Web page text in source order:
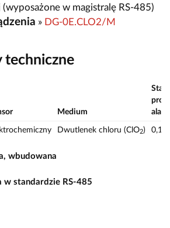
(wyposażone w magistralę RS-485)
» DG-0E.CLO2/M
techniczne
Medium
progi
Dwutlenek chloru (ClO2) 0,1/
wbudowana
w standardzie RS-485